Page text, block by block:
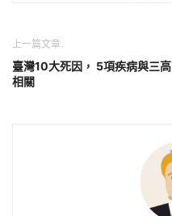
上一篇文章
臺灣10大死因， 5項疾病與三高
相關